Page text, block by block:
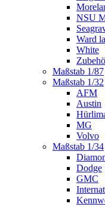
NSU
Ward
White
Maßstab 1/87
Maßstab 1/32
AFM
Austin
MG
Volvo
Maßstab 1/34
Dodge
GMC